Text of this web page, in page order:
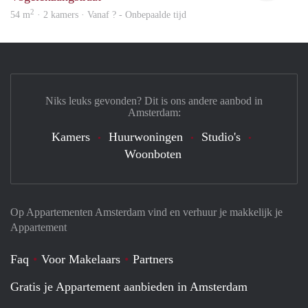
54 m2 · 2 kamers · Vanaf ? - Onbepaalde tijd
Op Appartementen Amsterdam vind en verhuur je makkelijk je
Appartement
Faq Voor Makelaars
Partners
Gratis je Appartement aanbieden in Amsterdam
Niks leuks gevonden? Dit is ons andere aanbod in
Amsterdam:
Kamers Huurwoningen
Studio's
Woonboten